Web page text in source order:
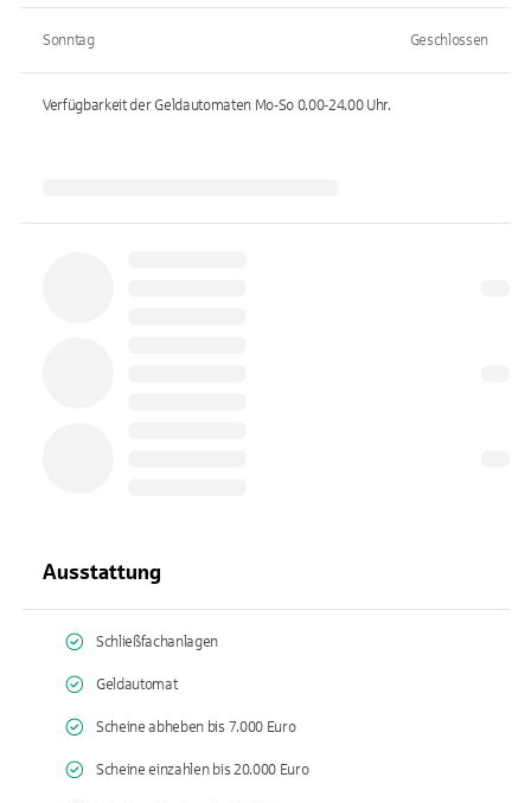
Sonntag Geschlossen
Verfügbarkeit der Geldautomaten Mo-So 0.00-24.00Uhr.
Ausstattung
Schließfachanlagen
Geldautomat
Scheine abheben bis 7.000 Euro
Scheine einzahlen bis 20.000 Euro